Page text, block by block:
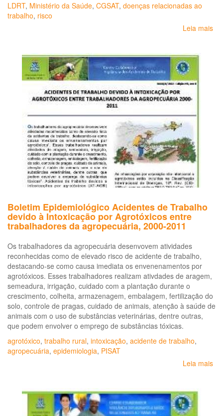
LDRT, Ministério da Saúde, CGSAT, doenças relacionadas ao
trabalho, risco
Leia mais
Boletim Epidemiológico Acidentes de Trabalho
devido à Intoxicação por Agrotóxicos entre
trabalhadores da agropecuária, 2000-2011
Os trabalhadores da agropecuária desenvovem atividades
reconhecidas como de elevado risco de acidente de trabalho,
destacando-se como causa imediata os envenenamentos por
agrotóxicos. Esses trabalhadores realizam ativdades de aragem,
semeadura, irrigação, cuidado com a plantação durante o
crescimento, colheita, armazenagem, embalagem, fertilização do
solo, controle de pragas, cuidado de animais, atenção à saúde de
animais com o uso de substâncias veterinárias, dentre outras,
que podem envolver o emprego de substâncias tóxicas.
agrotóxico, trabalho rural, intoxicação, acidente de trabalho,
agropecuária, epidemiologia, PISAT
Leia mais